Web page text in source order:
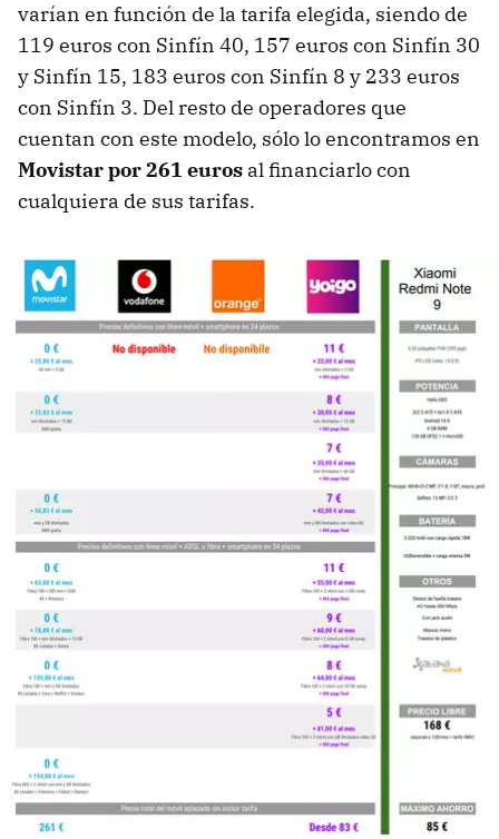
varían en función de la tarifa elegida, siendo de
119 euros con Sinfín 40, 157 euros con Sinfín 30
y Sinfín 15, 183 euros con Sinfín 8 y 233 euros
con Sinfín 3. Del resto de operadores que
cuentan con este modelo, sólo lo encontramos en
Movistar por 261 euros al financiarlo con
cualquiera de sus tarifas.